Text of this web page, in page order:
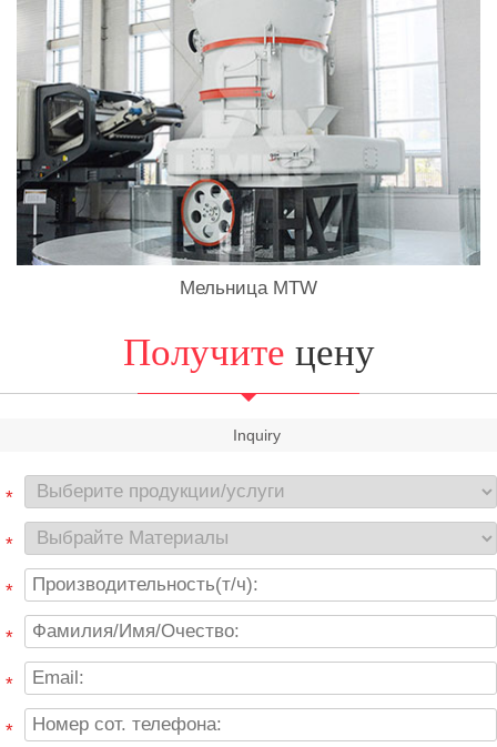
Мельница MTW
Получите цену
Inquiry
*
*
*
*
*
*